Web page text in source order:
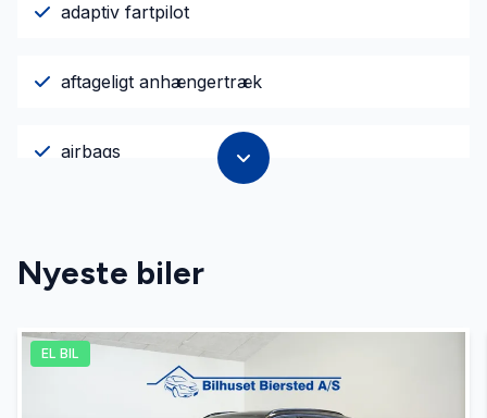
adaptiv fartpilot
aftageligt anhængertræk
airbags
anhængertræk
antispin
Nyeste biler
EL BIL